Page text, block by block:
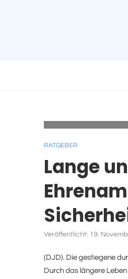
RATGEBER
Lange
Veröffentlicht: 19.
(DJD). Die gestiegene
Durch das längere